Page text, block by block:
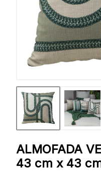
ALMOFADA
43 cm x 43